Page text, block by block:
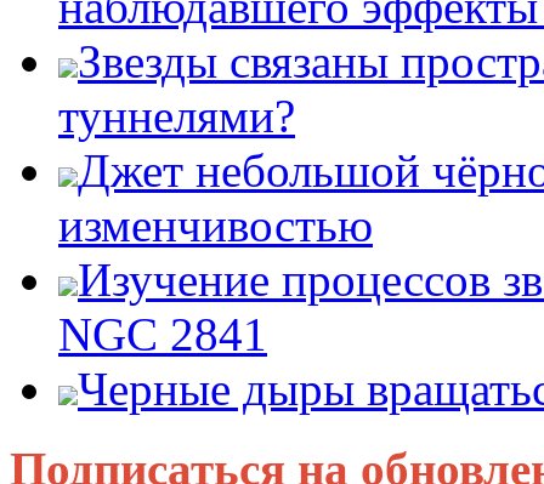
Звезды связаны
туннелями?
Джет небольшой
изменчивостью
Изучение процессов
NGC 2841
Черные дыры
Подписаться на